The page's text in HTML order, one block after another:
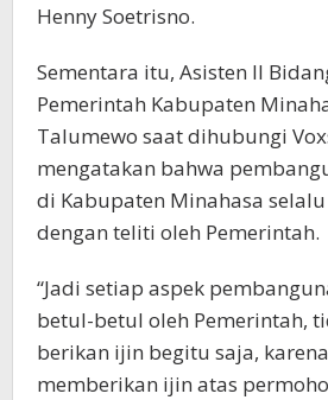
Henny Soetrisno.
Sementara itu, Asisten II
Pemerintah Kabupaten
Talumewo saat dihubungi
mengatakan bahwa
di Kabupaten Minahasa
dengan teliti oleh Pemerintah.
“Jadi setiap aspek
betul-betul oleh Pemerintah,
berikan ijin begitu saja,
memberikan ijin atas